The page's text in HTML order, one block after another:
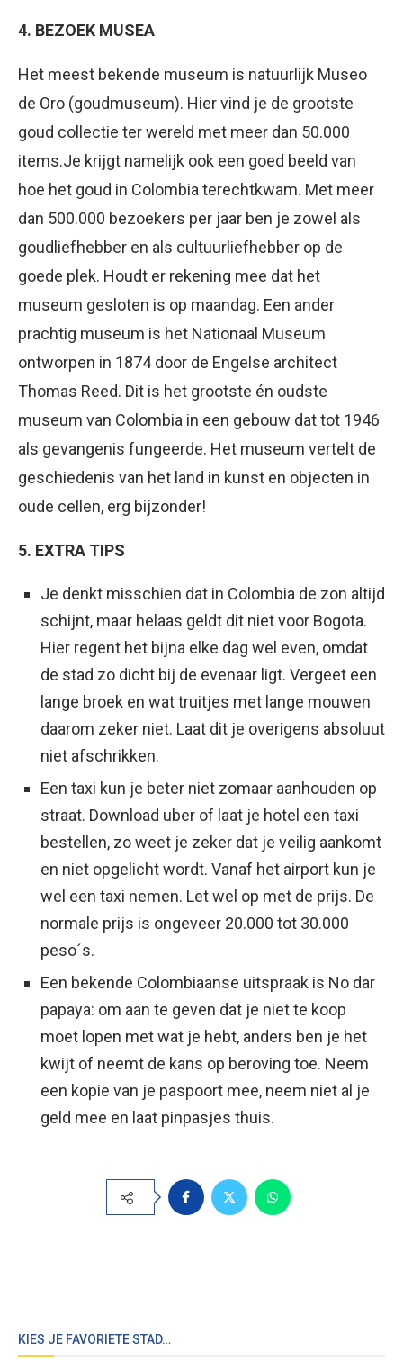
4. BEZOEK MUSEA
Het meest bekende museum is natuurlijk Museo
de Oro (goudmuseum). Hier vind je de grootste
goud collectie ter wereld met meer dan 50.000
items.Je krijgt namelijk ook een goed beeld van
hoe het goud in Colombia terechtkwam. Met meer
dan 500.000 bezoekers per jaar ben je zowel als
goudliefhebber en als cultuurliefhebber op de
goede plek. Houdt er rekening mee dat het
museum gesloten is op maandag. Een ander
prachtig museum is het Nationaal Museum
ontworpen in 1874 door de Engelse architect
Thomas Reed. Dit is het grootste én oudste
museum van Colombia in een gebouw dat tot 1946
als gevangenis fungeerde. Het museum vertelt de
geschiedenis van het land in kunst en objecten in
oude cellen, erg bijzonder!
5. EXTRA TIPS
Je denkt misschien dat in Colombia de zon altijd
schijnt, maar helaas geldt dit niet voor Bogota.
Hier regent het bijna elke dag wel even, omdat
de stad zo dicht bij de evenaar ligt. Vergeet een
lange broek en wat truitjes met lange mouwen
daarom zeker niet. Laat dit je overigens absoluut
niet afschrikken.
Een taxi kun je beter niet zomaar aanhouden op
straat. Download uber of laat je hotel een taxi
bestellen, zo weet je zeker dat je veilig aankomt
en niet opgelicht wordt. Vanaf het airport kun je
wel een taxi nemen. Let wel op met de prijs. De
normale prijs is ongeveer 20.000 tot 30.000
peso´s.
Een bekende Colombiaanse uitspraak is No dar
papaya: om aan te geven dat je niet te koop
moet lopen met wat je hebt, anders ben je het
kwijt of neemt de kans op beroving toe. Neem
een kopie van je paspoort mee, neem niet al je
geld mee en laat pinpasjes thuis.
KIES JE FAVORIETE STAD…